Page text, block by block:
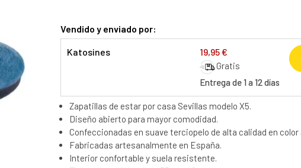
Vendido y enviado por:
Katosines 19,95 €
Gratis
Entrega de 1 a 12 días
Zapatillas de estar por casa Sevillas modelo X5.
Diseño abierto para mayor comodidad.
Confeccionadas en suave terciopelo de alta calidad en color
Fabricadas artesanalmente en España.
Interior confortable y suela resistente.